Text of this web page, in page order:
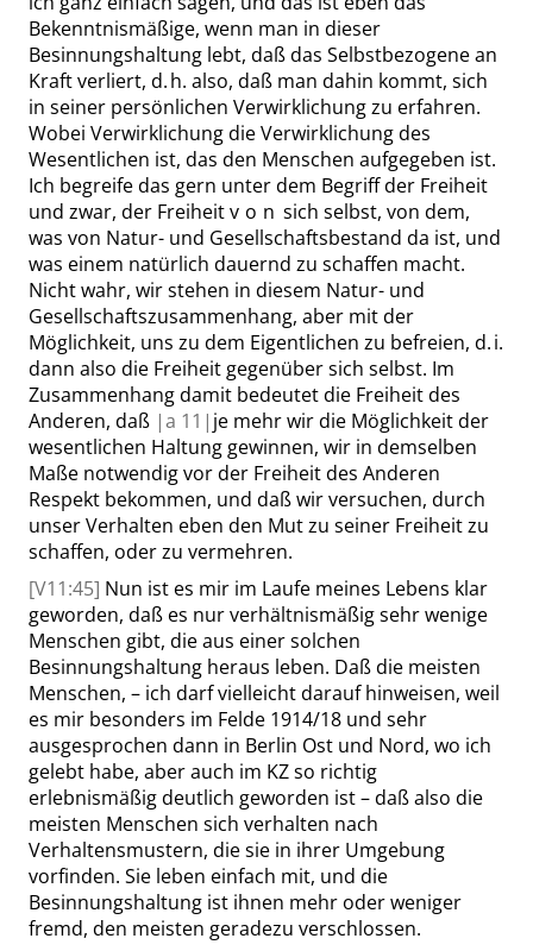
Bekenntnismäßige, wenn man in dieser
Besinnungshaltung lebt, daß das Selbstbezogene an
Kraft verliert, d. h. also, daß man dahin kommt, sich
in seiner persönlichen Verwirklichung zu erfahren.
Wobei Verwirklichung die Verwirklichung des
Wesentlichen ist, das den Menschen aufgegeben ist.
Ich begreife das gern unter dem Begriff der Freiheit
und zwar, der Freiheitvon sich selbst, von dem,
was von Natur- und Gesellschaftsbestand da ist, und
was einem natürlich dauernd zu schaffen macht.
Nicht wahr, wir stehen in diesem Natur- und
Gesellschaftszusammenhang, aber mit der
Möglichkeit, uns zu dem Eigentlichen zu befreien, d. i.
dann also die Freiheit gegenüber sich selbst. Im
Zusammenhang damit bedeutet die Freiheit des
Anderen, daß |a 11| je mehr wir die Möglichkeit der
wesentlichen Haltung gewinnen, wir in demselben
Maße notwendig vor der Freiheit des Anderen
Respekt bekommen, und daß wir versuchen, durch
unser Verhalten eben den Mut zu seiner Freiheit zu
schaffen, oder zu vermehren.
[V11:45] Nun ist es mir im Laufe meines Lebens klar
geworden, daß es nur verhältnismäßig sehr wenige
Menschen gibt, die aus einer solchen
Besinnungshaltung heraus leben. Daß die meisten
Menschen, – ich darf vielleicht darauf hinweisen, weil
es mir besonders im Felde 1914/18 und sehr
ausgesprochen dann in Berlin Ost und Nord, wo ich
gelebt habe, aber auch im KZ so richtig
erlebnismäßig deutlich geworden ist – daß also die
meisten Menschen sich verhalten nach
Verhaltensmustern, die sie in ihrer Umgebung
vorfinden. Sie leben einfach mit, und die
Besinnungshaltung ist ihnen mehr oder weniger
fremd, den meisten geradezu verschlossen.